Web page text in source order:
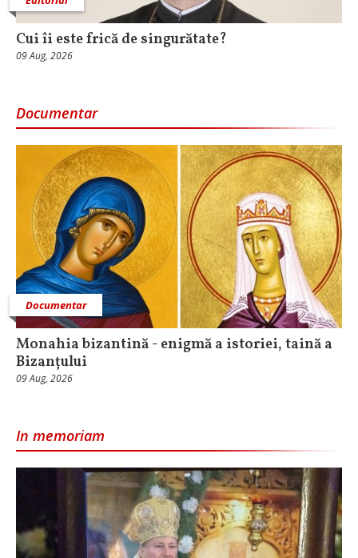
Cui îi este frică de singurătate?
09 Aug, 2026
Documentar
Documentar
Monahia bizantină - enigmă a istoriei, taină a
Bizanțului
09 Aug, 2026
In memoriam